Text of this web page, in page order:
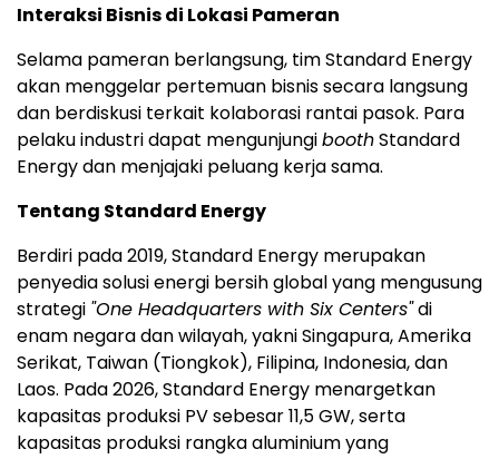
Interaksi Bisnis di Lokasi Pameran
Selama pameran berlangsung, tim Standard Energy
akan menggelar pertemuan bisnis secara langsung
dan berdiskusi terkait kolaborasi rantai pasok. Para
pelaku industri dapat mengunjungiboothStandard
Energy dan menjajaki peluang kerja sama.
Tentang Standard Energy
Berdiri pada 2019, Standard Energy merupakan
penyedia solusi energi bersih global yang mengusung
strategi "One Headquarters with Six Centers"di
enam negara dan wilayah, yakni Singapura, Amerika
Serikat, Taiwan (Tiongkok), Filipina, Indonesia, dan
Laos. Pada 2026, Standard Energy menargetkan
kapasitas produksi PV sebesar 11,5 GW, serta
kapasitas produksi rangka aluminium yang